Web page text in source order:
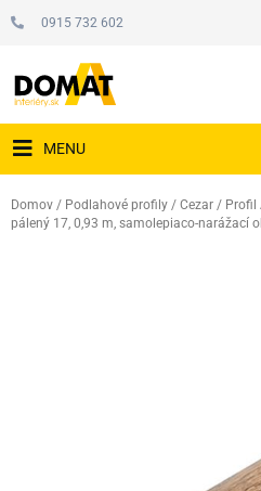
0915 732 602
MENU
Domov / Podlahové profily / Cezar / Profil
pálený 17, 0,93 m, samolepiaco-narážací